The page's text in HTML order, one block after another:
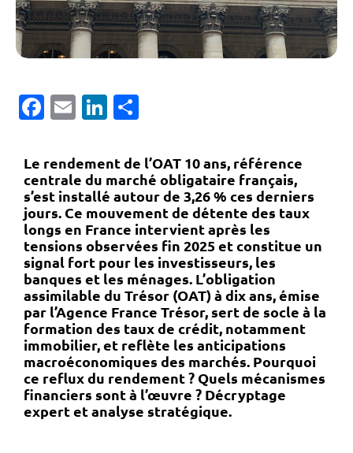
Facebook
EmailLinkedIn
Le rendement de l’OAT 10 ans, référence
centrale du marché obligataire français,
s’est installé autour de 3,26 % ces derniers
jours. Ce mouvement de détente des taux
longs en France intervient après les
tensions observées fin 2025 et constitue un
signal fort pour les investisseurs, les
banques et les ménages. L’obligation
assimilable du Trésor (OAT)à dix ans, émise
par l’Agence France Trésor, sert de socle à la
formation des taux de crédit, notamment
immobilier, et reflète les anticipations
macroéconomiques des marchés. Pourquoi
ce reflux du rendement ? Quels mécanismes
financiers sont à l’œuvre ? Décryptage
expert et analyse stratégique.